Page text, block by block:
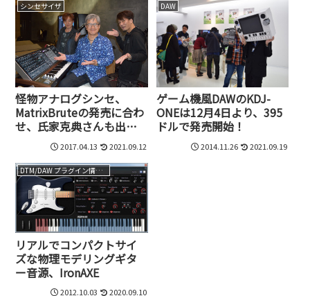
シンセサイザ
怪物アナログシンセ、
MatrixBruteの発売に合わ
せ、氏家克典さんも出演
のイベントが開催
2017.04.13 2021.09.12
DAW
ゲーム機風DAWのKDJ-
ONEは12月4日より、395
ドルで発売開始！
2014.11.26 2021.09.19
DTM/DAW プラグイン情報（VST AU AAX）
リアルでコンパクトサイ
ズな物理モデリングギタ
ー音源、IronAXE
2012.10.03 2020.09.10